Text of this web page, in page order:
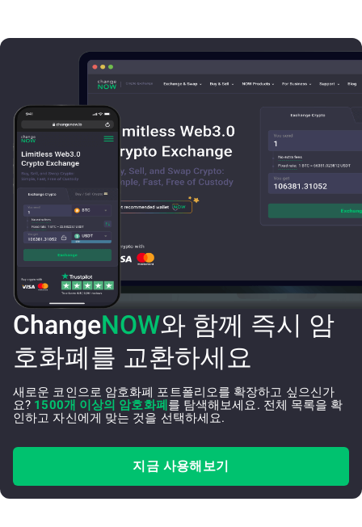
ChangeNOW와 함께 즉시 암
호화폐를 교환하세요
새로운 코인으로 암호화폐 포트폴리오를 확장하고 싶으신가
요? 1500개 이상의 암호화폐 를 탐색해보세요. 전체 목록을 확
인하고 자신에게 맞는 것을 선택하세요.
지금 사용해보기